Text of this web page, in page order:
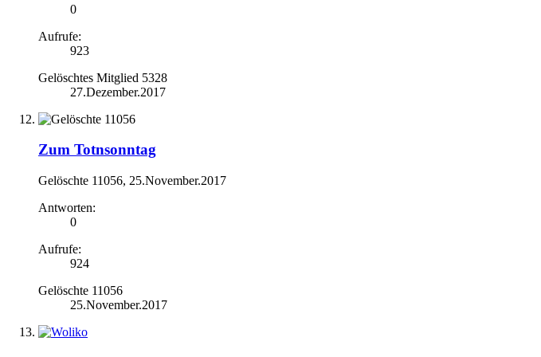
0
Aufrufe:
923
Gelöschtes Mitglied 5328
27.Dezember.2017
Zum Totnsonntag
Gelöschte 11056, 25.November.2017
Antworten:
0
Aufrufe:
924
Gelöschte 11056
25.November.2017